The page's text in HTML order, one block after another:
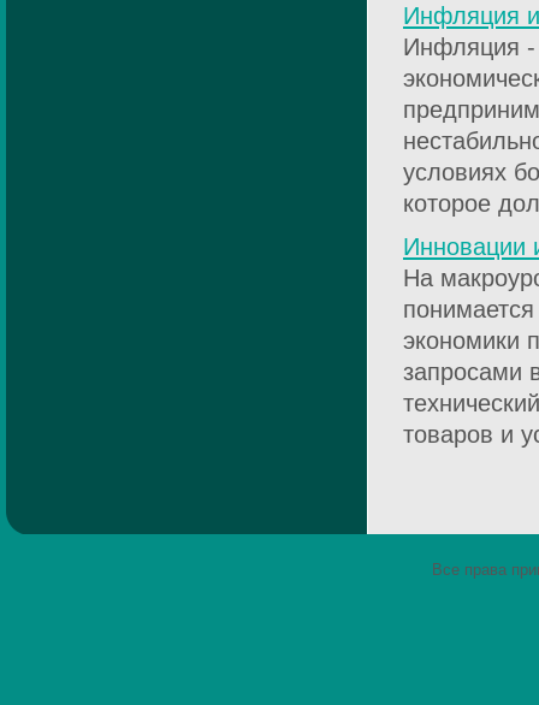
Инфляция
Инфляция -
условиях
которое
Инновации
На
экономики
запросами
товаров и
Все права